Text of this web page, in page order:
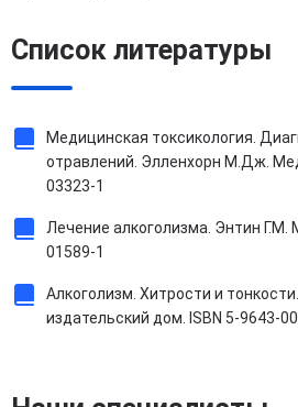
Список литературы
Медицинская токсикология.
отравлений. Элленхорн М.Дж.
03323-1
Лечение алкоголизма. Энтин Г.М.
01589-1
Алкоголизм. Хитрости и
издательский дом. ISBN 5-9643-